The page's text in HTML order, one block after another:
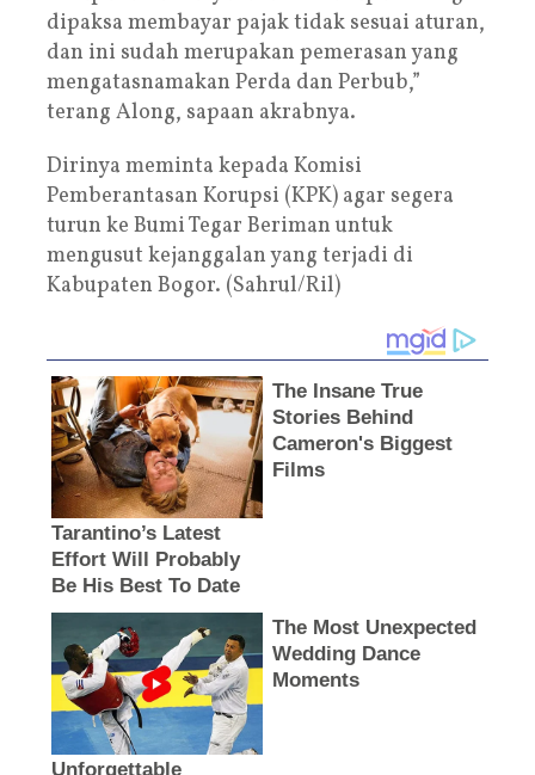
dipaksa membayar pajak tidak sesuai aturan,
dan ini sudah merupakan pemerasan yang
mengatasnamakan Perda dan Perbub,”
terang Along, sapaan akrabnya.
Dirinya meminta kepada Komisi
Pemberantasan Korupsi (KPK) agar segera
turun ke Bumi Tegar Beriman untuk
mengusut kejanggalan yang terjadi di
Kabupaten Bogor. (Sahrul/Ril)